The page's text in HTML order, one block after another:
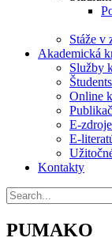
Stáže v
Akademická
Služby
Online
E-zdroje
E-
Kontakty
PUMAKO